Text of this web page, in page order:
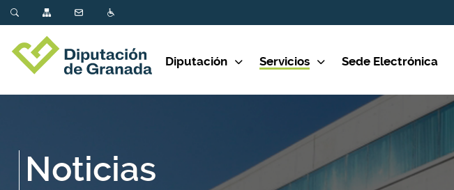
Diputación Servicios Sede Electrónica
Noticias